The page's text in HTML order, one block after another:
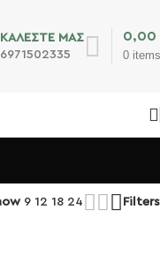
ΚΑΛΕΣΤΕ ΜΑΣ
6971502335
0 items
0,00
9 12 18 24 Filters